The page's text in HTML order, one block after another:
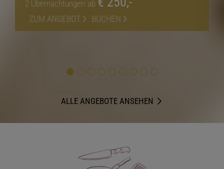
2 Übernachtungen ab
ZUM ANGEBOT BUCHEN
ALLE ANGEBOTE ANSEHEN